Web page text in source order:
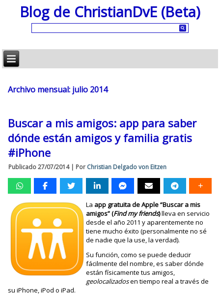
Blog de ChristianDvE (Beta)
Archivo mensual: julio 2014
Buscar a mis amigos: app para saber
dónde están amigos y familia gratis
#iPhone
Publicado 27/07/2014| Por Christian Delgado von Eitzen
La app gratuita de Apple “Buscar a mis
amigos” (Find my friends)lleva en servicio
desde el año 2011 y aparentemente no
tiene mucho éxito (personalmente no sé
de nadie que la use, la verdad).
Su función, como se puede deducir
fácilmente del nombre, es saber dónde
están físicamente tus amigos,
geolocalizadosen tiempo real a través de
su iPhone, iPod o iPad.